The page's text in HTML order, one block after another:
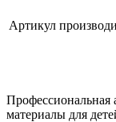
Артикул
Профессиональная
материалы для